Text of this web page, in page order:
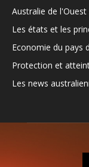
Australie de
Les états et les
Economie du pays
Protection et
Les news